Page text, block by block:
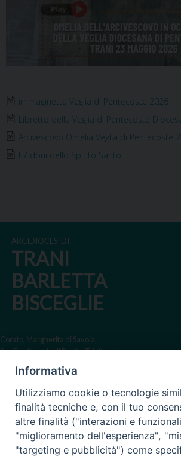
immaginetta Veglia di Pentecoste 2026
Libretto della Veglia di Pentecoste
Arcivescovo Omelia Veglia di Pentecoste
I 7 doni dello Spirito Santo
ARCIDIOCESI DI
TRANI
BARLETTA
BISCEGLIE
Corato, Margherita di Savoia,
San Ferdinando di Puglia, Trinitapoli
Sede arcivescovile suffraganea
Regione ecclesiastica Puglia
Via Beltrani, 9
76125 Trani BT
Informativa
Utilizziamo cookie o tecnologie
finalità tecniche e, con il tuo
altre finalità ("interazioni e
"miglioramento dell'esperienza",
"targeting e pubblicità") come